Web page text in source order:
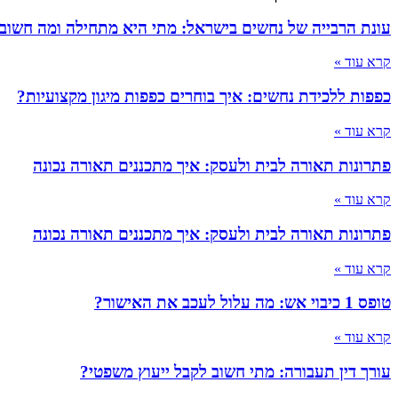
עונת הרבייה של נחשים בישראל: מתי היא מתחילה ומה
קרא עוד »
כפפות ללכידת נחשים: איך בוחרים כפפות מיגון מקצועיות?
קרא עוד »
פתרונות תאורה לבית ולעסק: איך מתכננים תאורה נכונה
קרא עוד »
פתרונות תאורה לבית ולעסק: איך מתכננים תאורה נכונה
קרא עוד »
טופס 1 כיבוי אש: מה עלול לעכב את האישור?
קרא עוד »
עורך דין תעבורה: מתי חשוב לקבל ייעוץ משפטי?